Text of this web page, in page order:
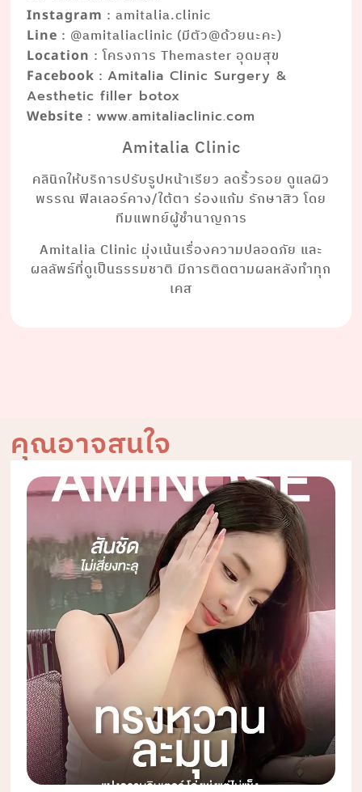
Instagram : amitalia.clinic
Line : @amitaliaclinic (มีตัว@ด้วยนะคะ)
Location : โครงการ Themaster อุดมสุข
Facebook :Amitalia Clinic Surgery &
Aesthetic filler botox
Website :www.amitaliaclinic.com
Amitalia Clinic
คลินิกให้บริการปรับรูปหน้าเรียว ลดริ้วรอย ดูแลผิว
พรรณ ฟิลเลอร์คาง/ใต้ตา ร่องแก้ม รักษาสิว โดย
ทีมแพทย์ผู้ชำนาญการ
Amitalia Clinic มุ่งเน้นเรื่องความปลอดภัย และ
ผลลัพธ์ที่ดูเป็นธรรมชาติ มีการติดตามผลหลังทำทุก
เคส
คุณอาจสนใจ